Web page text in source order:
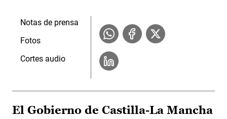
Notas de prensa
Fotos
Cortes audio
El Gobierno de Castilla-La Mancha